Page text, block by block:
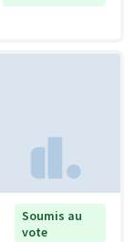
Soumis au
vote